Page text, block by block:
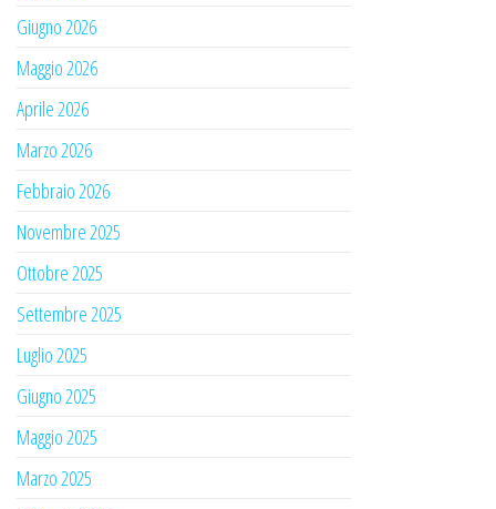
Giugno 2026
Maggio 2026
Aprile 2026
Marzo 2026
Febbraio 2026
Novembre 2025
Ottobre 2025
Settembre 2025
Luglio 2025
Giugno 2025
Maggio 2025
Marzo 2025